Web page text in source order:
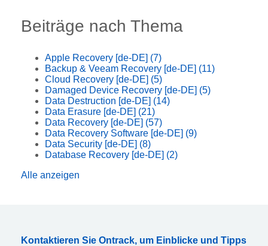
Beiträge nach Thema
Apple Recovery [de-DE] (7)
Backup & Veeam Recovery [de-DE] (11)
Cloud Recovery [de-DE] (5)
Damaged Device Recovery [de-DE] (5)
Data Destruction [de-DE] (14)
Data Erasure [de-DE] (21)
Data Recovery [de-DE] (57)
Data Recovery Software [de-DE] (9)
Data Security [de-DE] (8)
Database Recovery [de-DE] (2)
Alle anzeigen
Kontaktieren Sie Ontrack, um Einblicke und Tipps